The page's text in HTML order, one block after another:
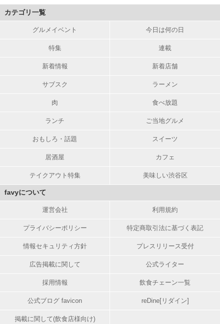
カテゴリ一覧
グルメイベント 今日は何の日
特集 連載
新着情報 新着店舗
サブスク ラーメン
肉 食べ放題
ランチ ご当地グルメ
おもしろ・話題 スイーツ
居酒屋 カフェ
テイクアウト特集 美味しい渋谷区
favyについて
運営会社 利用規約
プライバシーポリシー 特定商取引法に基づく表記
情報セキュリティ方針 プレスリリース受付
広告掲載に関して 公式ライター
採用情報 飲食チェーン一覧
公式ブログ favicon reDine[リダイン]
掲載に関して(飲食店様向け)